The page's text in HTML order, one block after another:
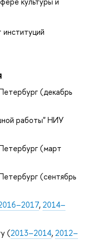
(декабрь
работы" НИУ
(март
(сентябрь
, 2014–
(2013–2014, 2012–